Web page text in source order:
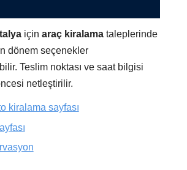
içinaraç kiralama taleplerinde
dönem seçenekler
Teslim noktası ve saat bilgisi
netleştirilir.
kiralama sayfası